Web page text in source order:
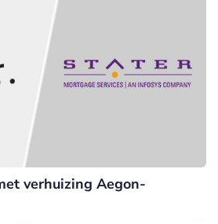
verhuizing Aegon-